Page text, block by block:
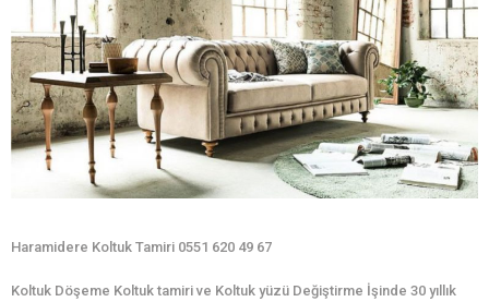
Haramidere Koltuk Tamiri 0551 620 49 67
Koltuk Döşeme Koltuk tamiri ve Koltuk yüzü Değiştirme İşinde 30 yıllık